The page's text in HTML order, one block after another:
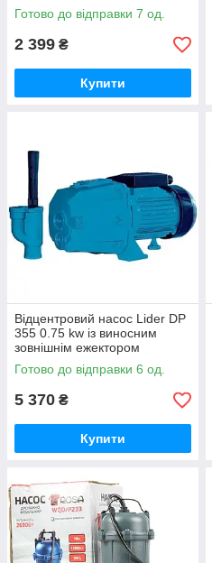
Готово до відправки 7 од.
2 399 ₴
Купити
Відцентровий насос Lider DP
355 0.75 kw із виносним
зовнішнім ежектором
Готово до відправки 6 од.
5 370 ₴
Купити